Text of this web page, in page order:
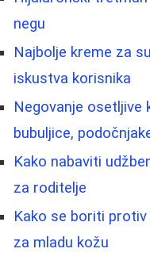
negu
Najbolje kreme za
iskustva korisnika
Negovanje osetljive
bubuljice,
Kako nabaviti
za roditelje
Kako se boriti
za mladu kožu